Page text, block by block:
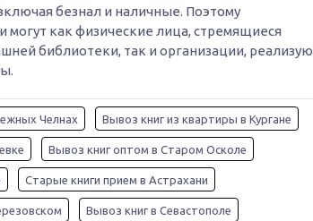
безнал и наличные. Поэтому
могут как физические лица, стремящиеся
библиотеки, так и организации,
Челнах Вывоз книг из квартиры в Кургане
Вывоз книг оптом в Старом Осколе
Старые книги прием в Астрахани
Вывоз книг в Севастополе